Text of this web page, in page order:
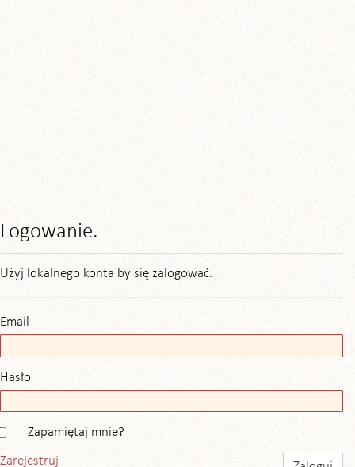
Logowanie.
Użyj lokalnego konta by się zalogować.
Email
Hasło
Zapamiętaj mnie?
Zarejestruj